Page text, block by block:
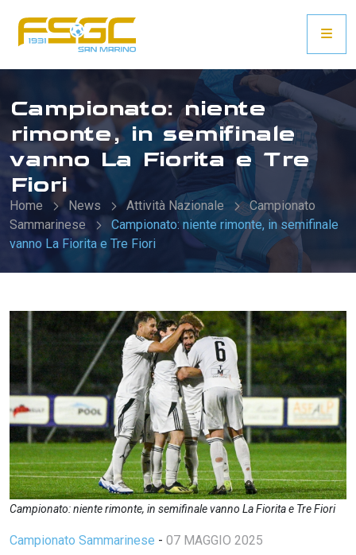
Campionato: niente
rimonte, in semifinale
vanno La Fiorita e Tre
Fiori
Home News Attività Nazionale
Campionato
Sammarinese
Campionato: niente rimonte, in semifinale
vanno La Fiorita e Tre Fiori
Campionato: niente rimonte, in semifinale vanno La Fiorita e Tre Fiori
Campionato Sammarinese - 07 MAGGIO 2025